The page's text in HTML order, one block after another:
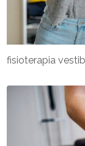
fisioterapia